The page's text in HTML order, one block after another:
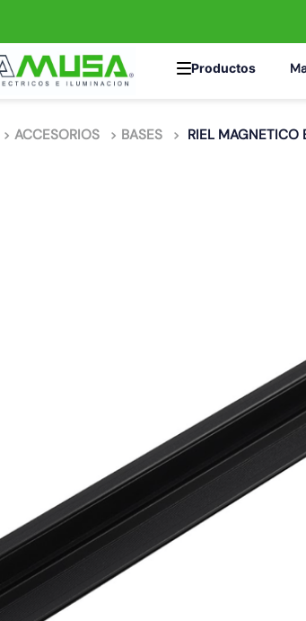
ACCESORIOS BASES RIEL
1.
enchufe